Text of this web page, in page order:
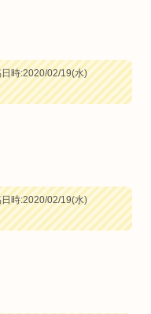
時:2020/02/19(水)
時:2020/02/19(水)